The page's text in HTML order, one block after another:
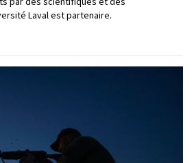
Laval est partenaire.